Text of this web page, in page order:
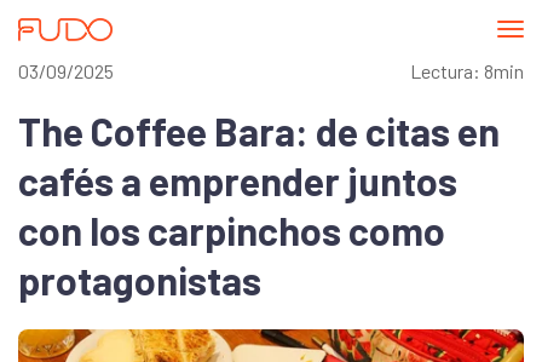
03/09/2025 Lectura: 8min
The Coffee Bara: de citas en
cafés a emprender juntos
con los carpinchos como
protagonistas